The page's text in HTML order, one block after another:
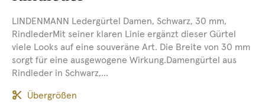
LINDENMANN Ledergürtel Damen, Schwarz, 30 mm,
RindlederMit seiner klaren Linie ergänzt dieser Gürtel
viele Looks auf eine souveräne Art. Die Breite von 30 mm
sorgt für eine ausgewogene Wirkung.Damengürtel aus
Rindleder in Schwarz,...
Übergrößen